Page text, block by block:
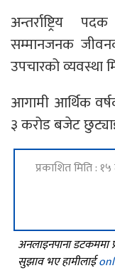
अन्तर्राष्ट्रिय
सम्मानजनक
उपचारको व्यवस्था
आगामी आर्थिक
३ करोड बजेट
प्रकाशित मिति :
अनलाइनपाना डटकममा
सुझाव भए हामीलाई